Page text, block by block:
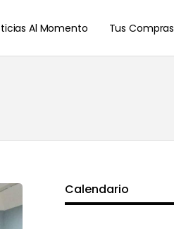
Al Momento Tus Compras
Calendario